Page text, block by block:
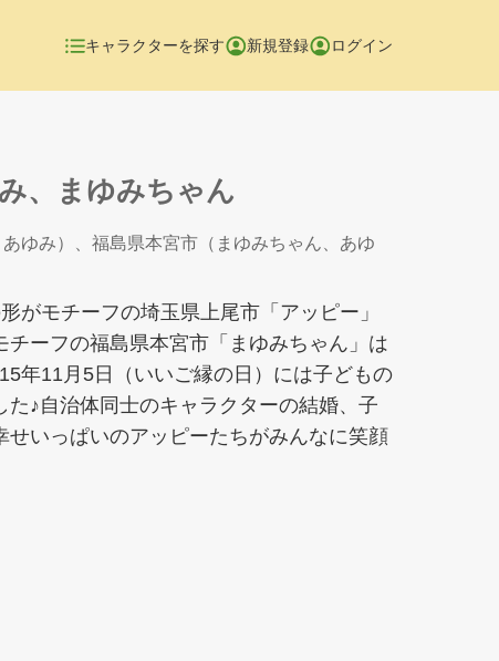
キャラクターを探す 新規登録 ログイン
、まゆみちゃん
ゆみ）、福島県本宮市（まゆみちゃん、あゆ
がモチーフの埼玉県上尾市「アッピー」
チーフの福島県本宮市「まゆみちゃん」は
年11月5日（いいご縁の日）には子どもの
た♪自治体同士のキャラクターの結婚、子
せいっぱいのアッピーたちがみんなに笑顔